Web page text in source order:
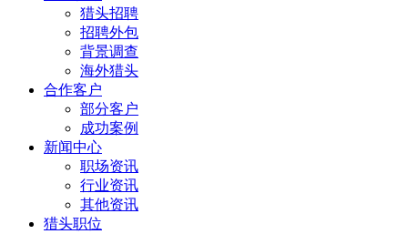
猎头招聘
招聘外包
背景调查
海外猎头
合作客户
部分客户
成功案例
新闻中心
职场资讯
行业资讯
其他资讯
猎头职位